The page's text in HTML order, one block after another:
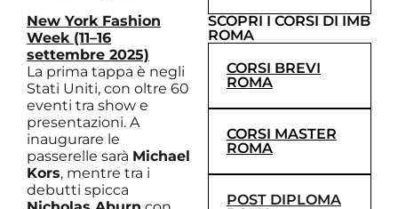
New York Fashion
Week (11–16
settembre 2025)
La prima tappa è negli
Stati Uniti, con oltre 60
eventi tra show e
presentazioni. A
inaugurare le
passerelle sarà Michael
Kors, mentre tra i
debutti spicca
SCOPRI I CORSI DI IMB
ROMA
CORSI BREVI
ROMA
CORSI MASTER
ROMA
POST DIPLOMA